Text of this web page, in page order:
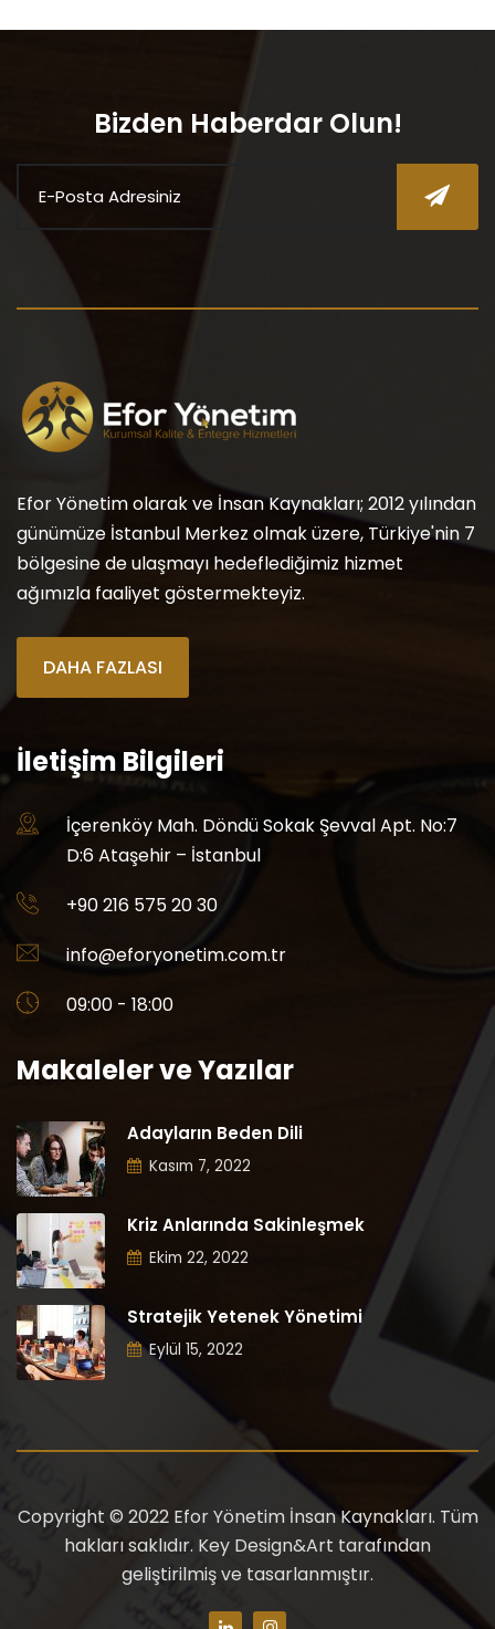
Bizden Haberdar Olun!
Efor Yönetim olarak ve İnsan Kaynakları; 2012 yılından
günümüze İstanbul Merkez olmak üzere, Türkiye'nin 7
bölgesine de ulaşmayı hedeflediğimiz hizmet
ağımızla faaliyet göstermekteyiz.
DAHA FAZLASI
İletişim Bilgileri
İçerenköy Mah. Döndü Sokak Şevval Apt. No:7
D:6 Ataşehir – İstanbul
+90 216 575 20 30
info@eforyonetim.com.tr
09:00 - 18:00
Makaleler ve Yazılar
Adayların Beden Dili
Kasım 7, 2022
Kriz Anlarında Sakinleşmek
Ekim 22, 2022
Stratejik Yetenek Yönetimi
Eylül 15, 2022
Copyright © 2022 Efor Yönetim İnsan Kaynakları. Tüm
hakları saklıdır. Key Design&Art tarafından
geliştirilmiş ve tasarlanmıştır.